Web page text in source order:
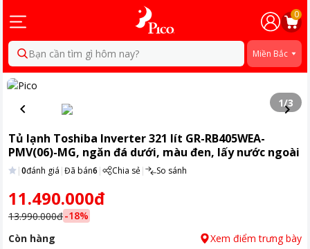
0
Bạn cần tìm gì hôm nay? Miền Bắc
1/3
Tủ lạnh Toshiba Inverter 321 lít GR-RB405WEA-
PMV(06)-MG, ngăn đá dưới, màu đen, lấy nước ngoài
|0đánh giá |Đã bán6 | Chia sẻ| So sánh
11.490.000đ
13.990.000đ-18%
Còn hàng
Xem điểm trưng bày